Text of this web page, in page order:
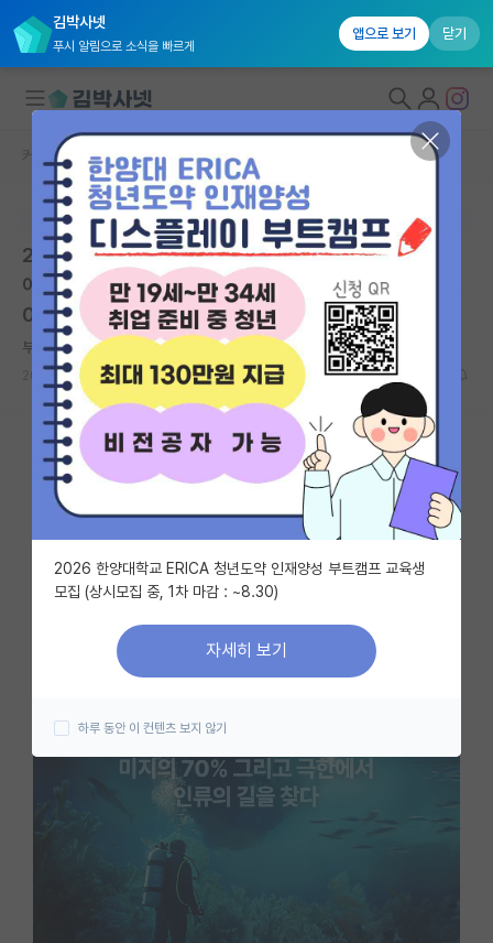
김박사넷
푸시 알림으로 소식을 빠르게
앱으로 보기 닫기
대학원생 모집
국내대학원 정보
연구실&오픈랩
커뮤니티
커뮤니티 홈
전체글보기
베스트 게시판
IF 명예의전당
자유 게시판(아무개랩)
미국 유학 게시판
미국 대학원 합격 후기 게시판
대학원생 모집 게시판
연구실(PI) 홍보 게시판
석박사 채용 정보 게시판
임용 정보 게시판
학부 인턴 게시판
커뮤니티 홈 대학원생 모집 게시판
본문이 수정되지 않는 박제글입니다.
2026학년도 후기 2차 대학원 신입생 모집(해양·극지 분
야) | 과학기술연합대학원대학교 대학본부 | 마감: 2026.
06.30. 23:59
부지런한 존 내시
2026.06.03 0 904
2026 한양대학교 ERICA 청년도약 인재양성 부트캠프 교육생
모집 (상시모집 중, 1차 마감 : ~8.30)
자세히 보기
하루 동안 이 컨텐츠 보지 않기